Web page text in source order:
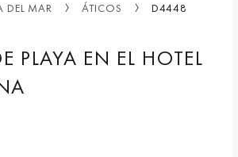
DEL MAR ÁTICOS D4448
PLAYA EN EL HOTEL